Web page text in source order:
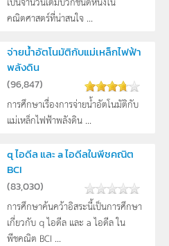
คณิตศาสตร์ที่น่าสนใจ ...
จ่ายน้ำอัตโนมัติกับแม่เหล็กไฟฟ้า
พลังดิน
(96,847)
การศึกษาเรื่องการจ่ายน้ำอัตโนมัติกับ
แม่เหล็กไฟฟ้าพลังดิน ...
q ไอดีล และ a ไอดีลในพีชคณิต
BCI
(83,030)
การศึกษาค้นคว้าอิสระนี้เป็นการศึกษา
เกี่ยวกับ q ไอดีล และ a ไอดีล ใน
พีชคณิต BCI ...